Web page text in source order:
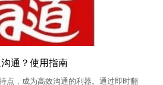
通？使用指南
点，成为高效沟通的利器。通过即时翻